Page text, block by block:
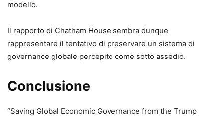
modello.
Il rapporto di Chatham House sembra dunque
rappresentare il tentativo di preservare un sistema di
governance globale percepito come sotto assedio.
Conclusione
“Saving Global Economic Governance from the Trump